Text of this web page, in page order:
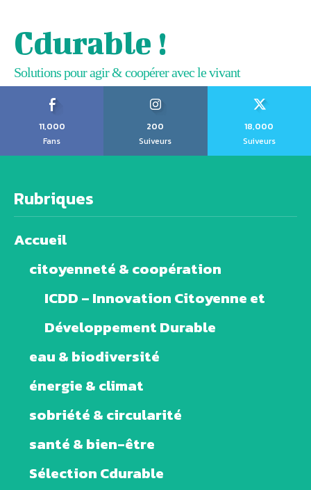
Cdurable !
Solutions pour agir & coopérer avec le vivant
11,000
Fans
200
Suiveurs
18,000
Suiveurs
Rubriques
Accueil
citoyenneté & coopération
ICDD – Innovation Citoyenne et
Développement Durable
eau & biodiversité
énergie & climat
sobriété & circularité
santé & bien-être
Sélection Cdurable